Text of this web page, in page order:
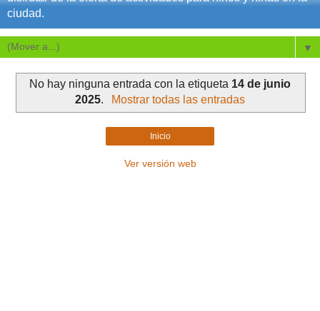
ciudad.
▼
No hay ninguna entrada con la etiqueta 14 de junio
2025. Mostrar todas las entradas
Inicio
Ver versión web